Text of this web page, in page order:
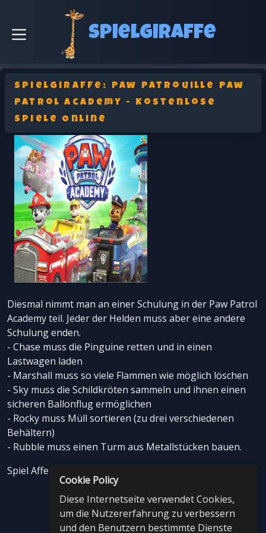
Spielgiraffe
SpielGiraffe: Paw Patrouille Paw
Patrol Academy - Kostenlose
Spiele Online
Diesmal nimmt man an einer Schulung in der Paw Patrol
Academy teil. Jeder der Helden muss aber eine andere
Schulung enden.
- Chase muss die Pinguine retten und in einen
Lastwagen laden
- Marshall muss so viele Flammen wie möglich löschen
- Sky muss die Schildkröten sammeln und ihnen einen
sicheren Ballonflug ermöglichen
- Rocky muss Müll sortieren (zu drei verschiedenen
Behältern)
- Rubble muss einen Turm aus Metallstücken bauen.
Spiel Affe Giraffe Viel Spaß!
Cookie Policy
Diese Internetseite verwendet Cookies,
um die Nutzererfahrung zu verbessern
und den Benutzern bestimmte Dienste